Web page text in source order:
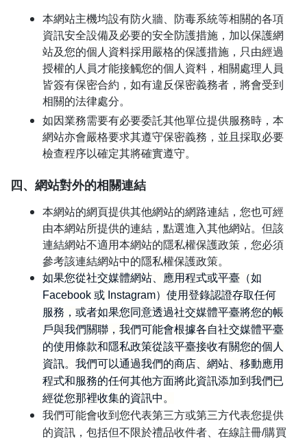
本網站主機均設有防火牆、防毒系統等相關的各項
資訊安全設備及必要的安全防護措施，加以保護網
站及您的個人資料採用嚴格的保護措施，只由經過
授權的人員才能接觸您的個人資料，相關處理人員
皆簽有保密合約，如有違反保密義務者，將會受到
相關的法律處分。
如因業務需要有必要委託其他單位提供服務時，本
網站亦會嚴格要求其遵守保密義務，並且採取必要
檢查程序以確定其將確實遵守。
四、網站對外的相關連結
本網站的網頁提供其他網站的網路連結，您也可經
由本網站所提供的連結，點選進入其他網站。但該
連結網站不適用本網站的隱私權保護政策，您必須
參考該連結網站中的隱私權保護政策。
如果您從社交媒體網站、應用程式或平臺（如
Facebook 或 Instagram）使用登錄認證存取任何
服務，或者如果您同意透過社交媒體平臺將您的帳
戶與我們關聯，我們可能會根據各自社交媒體平臺
的使用條款和隱私政策從該平臺接收有關您的個人
資訊。我們可以通過我們的商店、網站、移動應用
程式和服務的任何其他方面將此資訊添加到我們已
經從您那裡收集的資訊中。
我們可能會收到您代表第三方或第三方代表您提供
的資訊，包括但不限於禮品收件者、在線註冊/購買